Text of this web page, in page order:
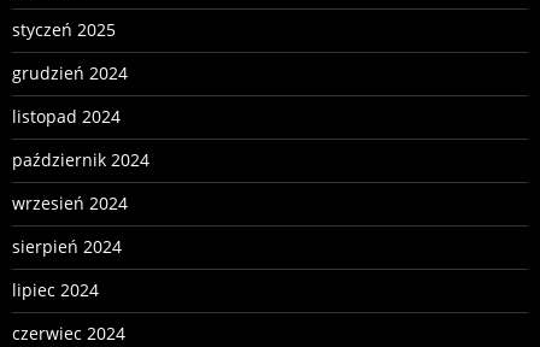
styczeń 2025
grudzień 2024
listopad 2024
październik 2024
wrzesień 2024
sierpień 2024
lipiec 2024
czerwiec 2024